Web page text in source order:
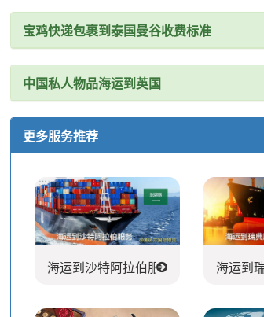
宝鸡快递包裹到泰国曼谷收费标准
中国私人物品海运到英国
更多服务推荐
海运到沙特阿拉伯服务 海运到